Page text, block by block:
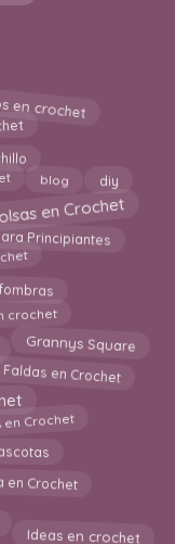
en crochet
blog diy
en Crochet
Principiantes
crochet
Grannys Square
Faldas en Crochet
Crochet
en Crochet
Ideas en crochet